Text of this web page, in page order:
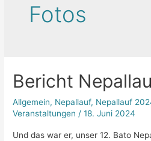
Fotos
Bericht
Allgemein, Nepallauf, Nepallauf
Veranstaltungen /18. Juni 2024
Und das war er, unser 12. Bato